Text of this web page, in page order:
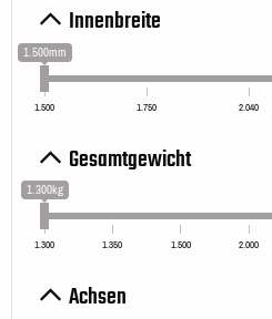
Innenbreite
1.500mm
1.500 1.750 2.040
Gesamtgewicht
1.300kg
1.300 1.350 1.500 2.000
Achsen